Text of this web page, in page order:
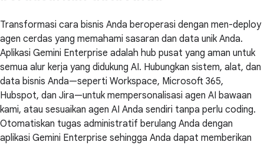
Transformasi cara bisnis Anda beroperasi dengan men-deploy
agen cerdas yang memahami sasaran dan data unik Anda.
Aplikasi Gemini Enterprise adalah hub pusat yang aman untuk
semua alur kerja yang didukung AI. Hubungkan sistem, alat, dan
data bisnis Anda—seperti Workspace, Microsoft 365,
Hubspot, dan Jira—untuk mempersonalisasi agen AI bawaan
kami, atau sesuaikan agen AI Anda sendiri tanpa perlu coding.
Otomatiskan tugas administratif berulang Anda dengan
aplikasi Gemini Enterprise sehingga Anda dapat memberikan